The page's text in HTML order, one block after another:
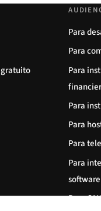
gratuito
Para
Para
Para
Para
Para
Para
Para
software
Para